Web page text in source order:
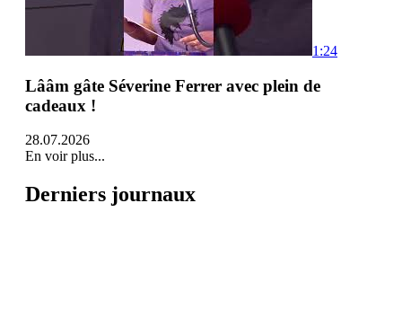
1:24
Lââm gâte Séverine Ferrer avec plein de
cadeaux !
28.07.2026
En voir plus...
Derniers journaux